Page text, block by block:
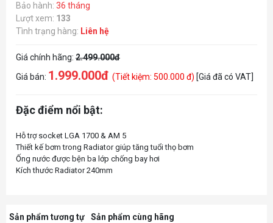
Bảo hành: 36 tháng
Lượt xem: 133
Tình trạng hàng: Liên hệ
Giá chính hãng: 2.499.000đ
Giá bán: 1.999.000đ (Tiết kiệm: 500.000 đ) [Giá đã có VAT]
Đặc điểm nổi bật:
Hỗ trợ socket LGA 1700 & AM 5
Thiết kế bơm trong Radiator giúp tăng tuổi thọ bơm
Ống nước được bện ba lớp chống bay hơi
Sản phẩm tương tự Sản phẩm cùng hãng